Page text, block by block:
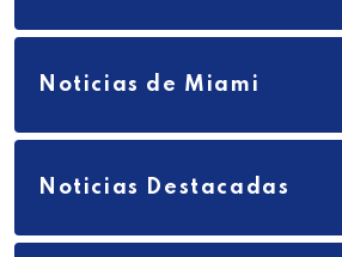
Noticias de Miami
Noticias Destacadas